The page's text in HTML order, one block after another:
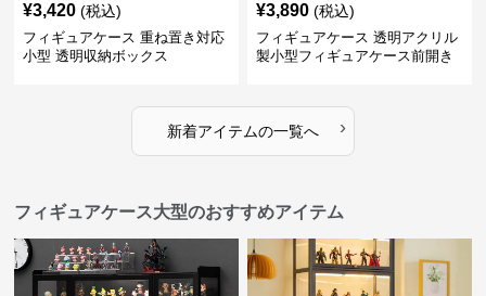
¥3,420 (税込)
フィギュアケース 重ね置き対応
小型 透明収納ボックス
¥3,890 (税込)
フィギュアケース 透明アクリル
製小型フィギュアケース前開き
新着アイテムの一覧へ ›
フィギュアケース大型のおすすめアイテム